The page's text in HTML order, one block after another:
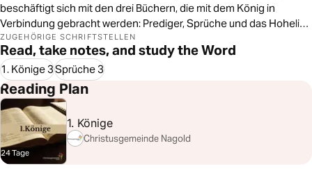
beschäftigt sich mit den drei Büchern, die mit dem König in
Verbindung gebracht werden: Prediger, Sprüche und das Hohelied
der Liebe. Im Video erfährst du, was diese Bücher mit der
gesamten Geschichte der Bibel zu tun haben und wie sich der rote
Faden der Bibel auch durch diese Bücher zieht.
ZUGEHÖRIGE SCHRIFTSTELLEN
Read, take notes, and study the Word
1. Könige 3Sprüche 3
Reading Plan
24 Tage
1. Könige
Christusgemeinde Nagold